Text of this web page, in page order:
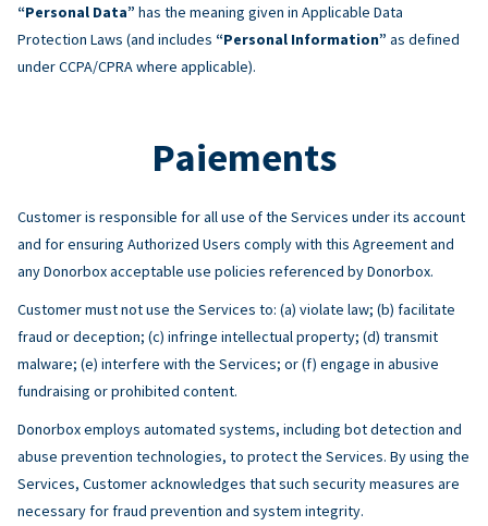
“Personal Data” has the meaning given in Applicable Data
Protection Laws (and includes “Personal Information” as defined
under CCPA/CPRA where applicable).
Paiements
Customer is responsible for all use of the Services under its account
and for ensuring Authorized Users comply with this Agreement and
any Donorbox acceptable use policies referenced by Donorbox.
Customer must not use the Services to: (a) violate law; (b) facilitate
fraud or deception; (c) infringe intellectual property; (d) transmit
malware; (e) interfere with the Services; or (f) engage in abusive
fundraising or prohibited content.
Donorbox employs automated systems, including bot detection and
abuse prevention technologies, to protect the Services. By using the
Services, Customer acknowledges that such security measures are
necessary for fraud prevention and system integrity.